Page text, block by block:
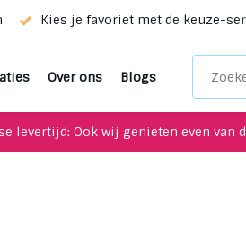
Kies je favoriet met de keuze-
Over ons Blogs
levertijd: Ook wij genieten even van